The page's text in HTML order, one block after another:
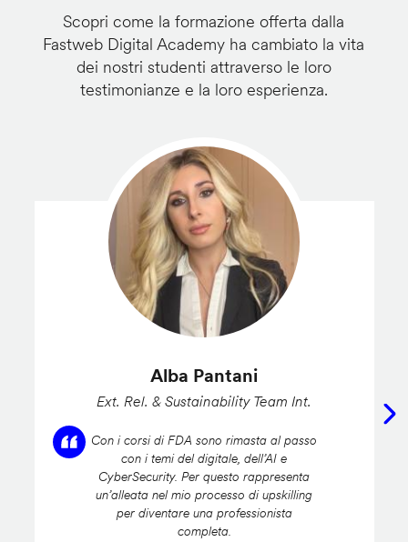
Scopri come la formazione offerta dalla
Fastweb Digital Academy ha cambiato la vita
dei nostri studenti attraverso le loro
testimonianze e la loro esperienza.
Alba Pantani
Ext. Rel. & Sustainability Team Int.
Con i corsi di FDA sono rimasta al passo
con i temi del digitale, dell’AI e
CyberSecurity. Per questo rappresenta
un’alleata nel mio processo di upskilling
per diventare una professionista
completa.